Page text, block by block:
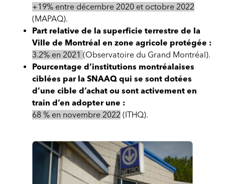
+19% entre décembre 2020 et octobre 2022
(MAPAQ).
Part relative de la superficie terrestre de la
Ville de Montréal en zone agricole protégée :
3.2% en 2021 (Observatoire du Grand Montréal).
Pourcentage d’institutions montréalaises
ciblées par la SNAAQ qui se sont dotées
d’une cible d’achat ou sont activement en
train d’en adopter une :
68 % en novembre 2022 (ITHQ).